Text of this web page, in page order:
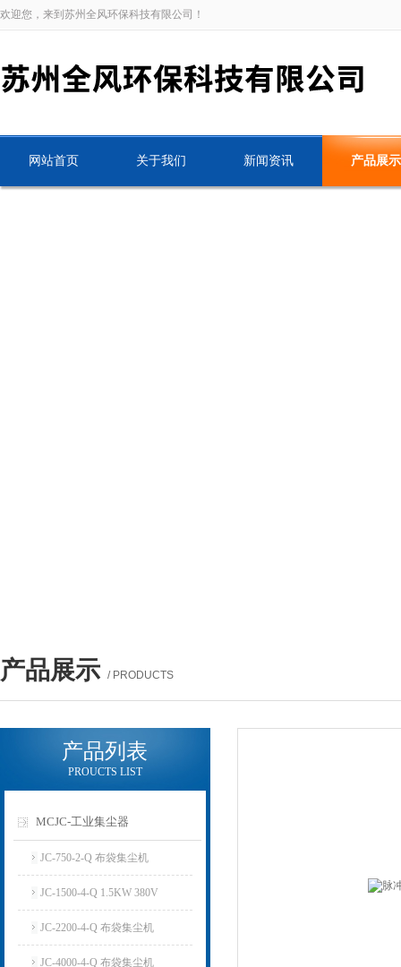
欢迎您，来到苏州全风环保科技有限公司！
网站首页 关于我们 新闻资讯 产品展示
产品展示 / PRODUCTS
产品列表
PROUCTS LIST
MCJC-工业集尘器
JC-750-2-Q 布袋集尘机
JC-1500-4-Q 1.5KW 380V
JC-2200-4-Q 布袋集尘机
JC-4000-4-Q 布袋集尘机